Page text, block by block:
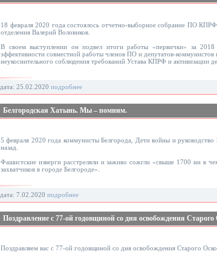
18 февраля 2020 года состоялось отчетно-выборное собрание ПО
отделения Валерий Воловиков.
В своем выступлении он подвел итоги работы «первички» за
эффективности совместной работы членов ПО и депутатов-
неукоснительного соблюдения требований Устава КПРФ и активизации
дата: 25.02.2020 подробнее
Белгородская Хатынь. Мы – помним.
5 февраля 2020 года коммунисты Белгорода, Дети войны и
назад.
Фашистские изверги расстреляли и заживо сожгли «свыше 1700 ни в
захватчиков в городе Белгороде».
дата: 7.02.2020 подробнее
Поздравление с 77-ой годовщиной со дня освобождения
Поздравляем вас с 77-ой годовщиной со дня освобождения Старого